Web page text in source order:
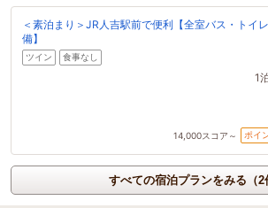
＜素泊まり＞JR人吉駅前で便利【全室バス・トイ
備】
ツイン 食事なし
1
14,000スコア～ ポイ
すべての宿泊プランをみる（2